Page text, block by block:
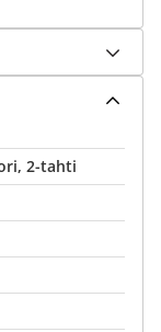
2-tahti